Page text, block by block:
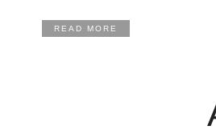
READ MORE